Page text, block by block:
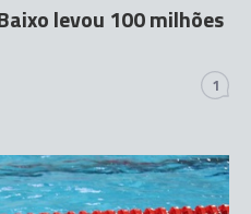
levou 100 milhões
1